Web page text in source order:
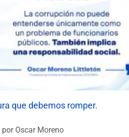
que debemos romper.
Oscar Moreno